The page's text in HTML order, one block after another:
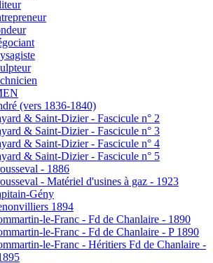
(vers 1836-1840)
& Saint-Dizier - Fascicule n° 2
& Saint-Dizier - Fascicule n° 3
& Saint-Dizier - Fascicule n° 4
& Saint-Dizier - Fascicule n° 5
- 1886
- Matériel d'usines à gaz - 1923
Gény
1894
le-Franc - Fd de Chanlaire - 1890
le-Franc - Fd de Chanlaire - P 1890
le-Franc - Héritiers Fd de Chanlaire -